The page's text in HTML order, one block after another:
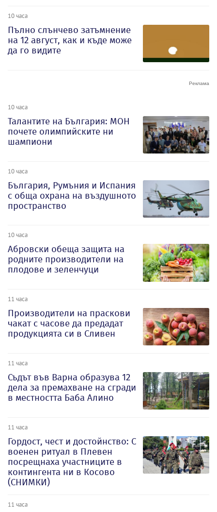
10 часа
Пълно слънчево затъмнение
на 12 август, как и къде може
да го видите
10 часа
Талантите на България: МОН
почете олимпийските ни
шампиони
10 часа
България, Румъния и Испания
с обща охрана на въздушното
пространство
10 часа
Абровски обеща защита на
родните производители на
плодове и зеленчуци
11 часа
Производители на праскови
чакат с часове да предадат
продукцията си в Сливен
11 часа
Съдът във Варна образува 12
дела за премахване на сгради
в местността Баба Алино
11 часа
Гордост, чест и достойнство: С
военен ритуал в Плевен
посрещнаха участниците в
контингента ни в Косово
(СНИМКИ)
11 часа